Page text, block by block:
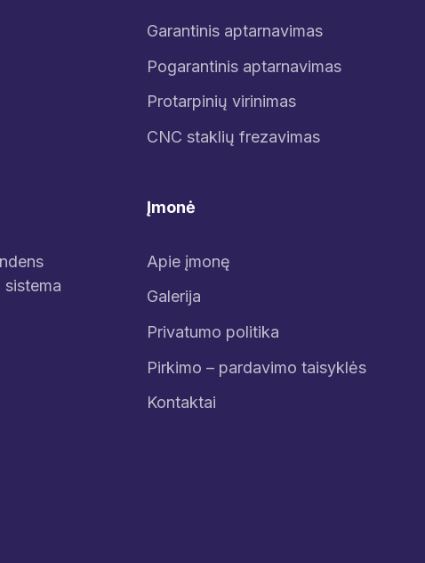
sistema
Garantinis aptarnavimas
Pogarantinis aptarnavimas
Protarpinių virinimas
CNC staklių frezavimas
Įmonė
Apie įmonę
Galerija
Privatumo politika
Pirkimo – pardavimo taisyklės
Kontaktai